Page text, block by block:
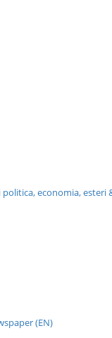
politica, economia, esteri
(EN)